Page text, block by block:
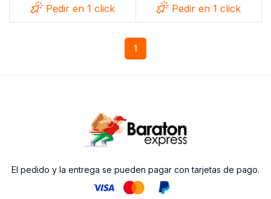
Pedir en 1 click Pedir en 1 click
1
El pedido y la entrega se pueden pagar con tarjetas de pago.